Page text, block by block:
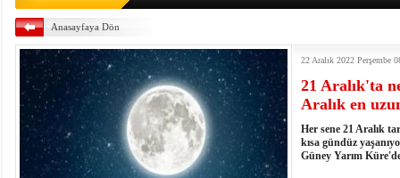
19:42- Hacıoğlu: UMKE ekipleri bilgi, cesaret ve
19:08- HÜDA PAR Şırnak il başkanı Yalçın:
istiyor
19:06
- Öter: Maneviyatı ve ahlaki yapıyı bozan en
kumardır
18:06- MARSU, Kabala Mahallesi'nin Yaklaşık 40
18:14- VEFAT • Mehmet Ata Baştuğ
13:14- Mardin’de yangına müdahale eden itfaiye
13:13
- Başkan Genç, Şırnak'ta dönel kavşak çağrısını
13:07
- Bakan Memişoğlu: 500 yataklı hastanemizi
Anasayfaya Dön
22 Aralık 2022 Perşembe
21 Aralık'ta
Aralık en
Her sene 21 Aralık
kısa gündüz
Güney Yarım